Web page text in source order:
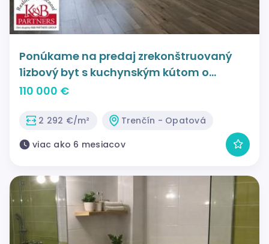
Ponúkame na predaj zrekonštruovaný
1izbový byt s kuchynským kútom o
rozlohe 48m2 v Trenčíne.
110 000 €
2 292 €/m²
Trenčín - Opatová
viac ako 6 mesiacov